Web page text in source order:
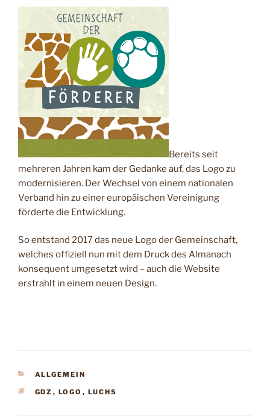
Bereits seit
mehreren Jahren kam der Gedanke auf, das Logo zu
modernisieren. Der Wechsel von einem nationalen
Verband hin zu einer europäischen Vereinigung
förderte die Entwicklung.
So entstand 2017 das neue Logo der Gemeinschaft,
welches offiziell nun mit dem Druck des Almanach
konsequent umgesetzt wird – auch die Website
erstrahlt in einem neuen Design.
KATEGORIEN
ALLGEMEIN
SCHLAGWÖRTER
GDZ , LOGO , LUCHS